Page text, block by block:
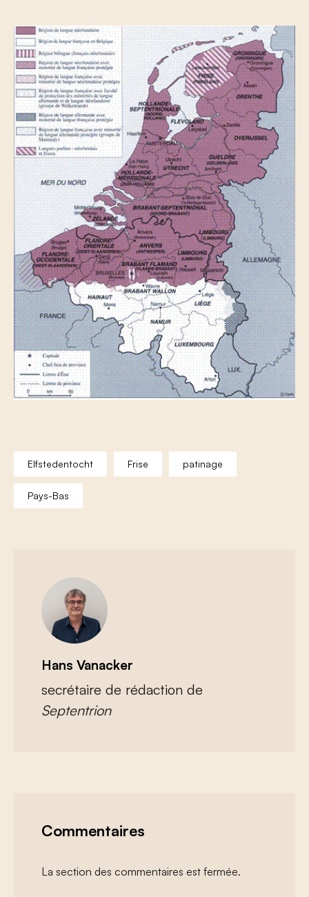
Elfstedentocht Frise patinage
Pays-Bas
Hans Vanacker
secrétaire de rédaction de
Septentrion
Commentaires
La section des commentaires est fermée.